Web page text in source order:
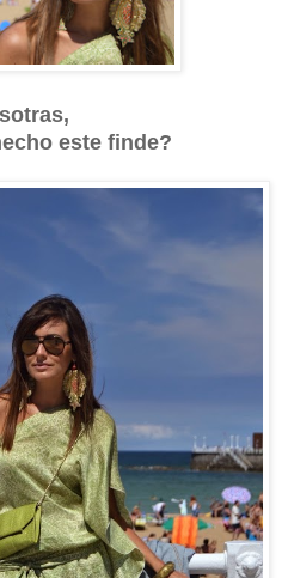
este finde?